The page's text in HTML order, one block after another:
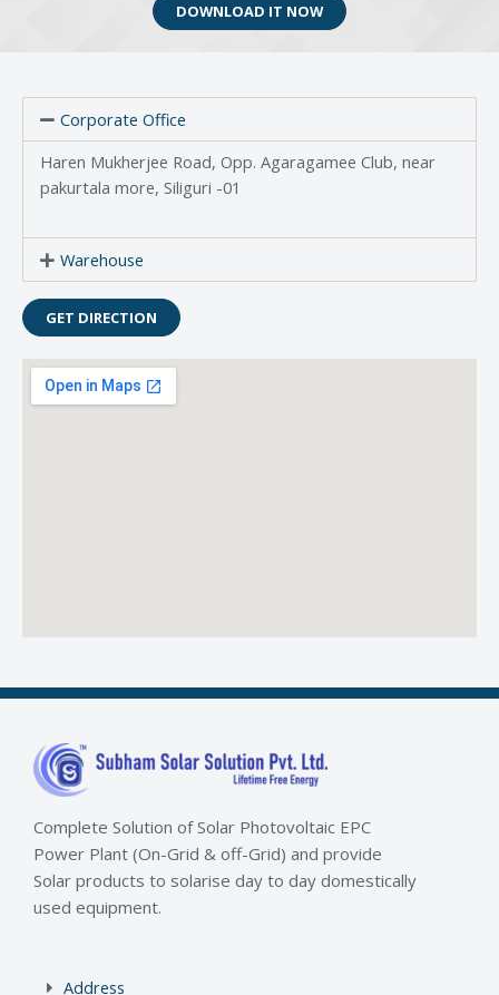
DOWNLOAD IT NOW
Corporate Office
Haren Mukherjee Road, Opp. Agaragamee Club, near
pakurtala more, Siliguri -01
Warehouse
GET DIRECTION
Complete Solution of Solar Photovoltaic EPC
Power Plant (On-Grid & off-Grid) and provide
Solar products to solarise day to day domestically
used equipment.
Address